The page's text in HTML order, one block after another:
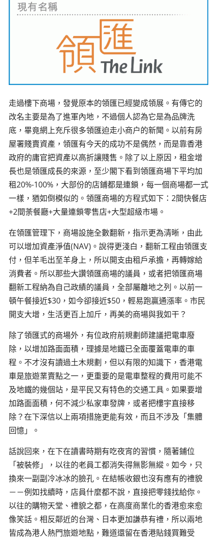
走過樓下商場，發覺原本的領匯已經變成領展。有傳它的
改名主要是為了進軍內地，不過個人認為它是為品牌洗
底，畢竟網上充斥很多領匯迫走小商户的新聞。以前有房
屋署賤賣資產，領匯有今天的成功不是偶然，而是靠香港
政府的庸官把資產以高折讓賤售。除了以上原因，租金增
長也是領匯成長的來源，至少閣下看到領匯商場下平均加
租20%-100%，大部份的店鋪都是連鎖，每一個商場都一式
一樣，猶如倒模似的。領匯商場的方程式如下：2間快餐店
+2間荼餐廳+大量連鎖零售店+大型超級市場。
在領匯管理下，商場設施全數翻新，指示更為清晰，由此
可以增加資產淨值(NAV)。說得更淺白，翻新工程由領匯支
付，但羊毛出至羊身上，所以開支由租戶承擔，再轉嫁給
消費者。所以那些大讚領匯商場的議員，或者把領匯商場
翻新工程納為自己政績的議員，全部屬離地之列。以前一
頓午餐接近$30，如今卻接近$50，輕易跑贏通漲率。市民
開支大增，生活更百上加斤，再美的商場與我如干？
除了領匯式的商場外，有位政府前規劃師建議把電車廢
除，以增加路面面積，理據是地鐵已全面覆蓋電車的車
程。不才沒有讀過土木規劃，但以有限的知識下，香港電
車是旅遊業賣點之一，更重要的是電車整程的費用可能不
及地鐵的幾個站，是平民又有特色的交通工具。如果要增
加路面面積，何不減少私家車發牌，或者把樓宇直接移
除？在下深信以上兩項措施更能有效，而且不涉及「集體
回憶」。
話說回來，在下在讀書時期有吃夜宵的習慣，隨著鋪位
「被裝修」，以往的老員工都消失得無影無縱。如今，只
換來一副副冷冰冰的臉孔。在結帳收銀也沒有應有的禮貌
－－例如找續時，店員什麼都不說，直接把零錢找給你。
以往的購物天堂、禮貌之都，在高度商業化的香港愈來愈
像笑話。相反鄰近的台灣、日本更加謙恭有禮，所以兩地
皆成為港人熱門旅遊地點，難道還留在香港貼錢買難受